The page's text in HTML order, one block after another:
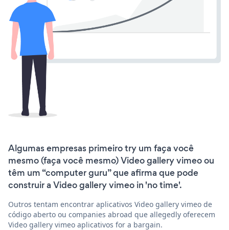
Algumas empresas primeiro try um faça você
mesmo (faça você mesmo) Video gallery vimeo ou
têm um “computer guru” que afirma que pode
construir a Video gallery vimeo in 'no time'.
Outros tentam encontrar aplicativos Video gallery vimeo de
código aberto ou companies abroad que allegedly oferecem
Video gallery vimeo aplicativos for a bargain.